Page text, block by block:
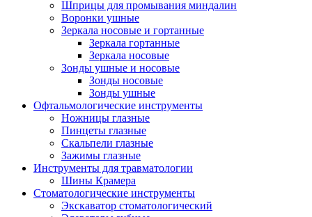
Шприцы для промывания миндалин
Воронки ушные
Зеркала носовые и гортанные
Зеркала гортанные
Зеркала носовые
Зонды ушные и носовые
Зонды носовые
Зонды ушные
Офтальмологические инструменты
Ножницы глазные
Пинцеты глазные
Скальпели глазные
Зажимы глазные
Инструменты для травматологии
Шины Крамера
Стоматологические инструменты
Экскаватор стоматологический